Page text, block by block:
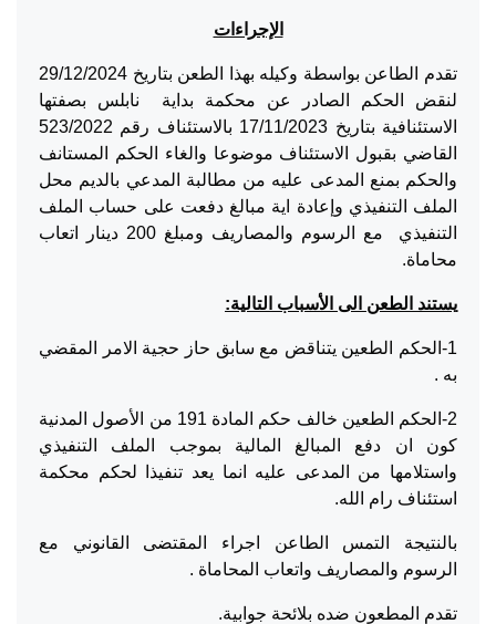
الإجراءات
تقدم الطاعن بواسطة وكيله بهذا الطعن بتاريخ 29/12/2024
لنقض الحكم الصادر عن محكمة بداية نابلس بصفتها
الاستئنافية بتاريخ 17/11/2023 بالاستئناف رقم 523/2022
القاضي بقبول الاستئناف موضوعا والغاء الحكم المستانف
والحكم بمنع المدعى عليه من مطالبة المدعي بالديم محل
الملف التنفيذي وإعادة اية مبالغ دفعت على حساب الملف
التنفيذي مع الرسوم والمصاريف ومبلغ 200 دينار اتعاب
محاماة.
يستند الطعن الى الأسباب التالية:
1-الحكم الطعين يتناقض مع سابق حاز حجية الامر المقضي
به .
2-الحكم الطعين خالف حكم المادة 191 من الأصول المدنية
كون ان دفع المبالغ المالية بموجب الملف التنفيذي
واستلامها من المدعى عليه انما يعد تنفيذا لحكم محكمة
استئناف رام الله.
بالنتيجة التمس الطاعن اجراء المقتضى القانوني مع
الرسوم والمصاريف واتعاب المحاماة .
تقدم المطعون ضده بلائحة جوابية.